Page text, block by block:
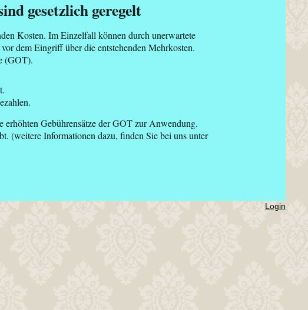
geregelt
Kosten. Im Einzelfall können durch unerwartete
dem Eingriff über die entstehenden Mehrkosten.
(GOT).
erhöhten Gebührensätze der GOT zur Anwendung.
(weitere Informationen dazu, finden Sie bei uns unter
Login